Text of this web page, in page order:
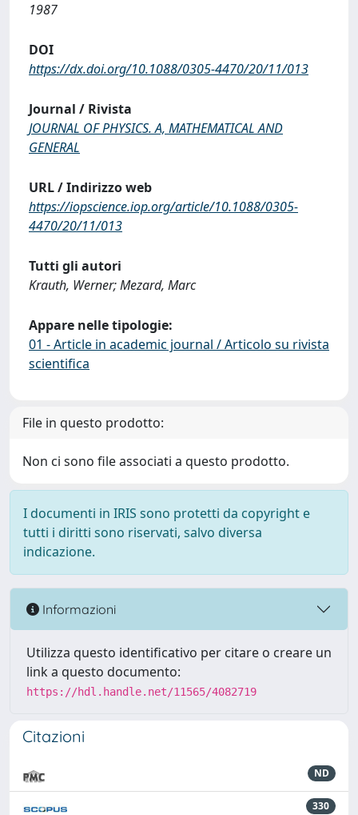
1987
DOI
https://dx.doi.org/10.1088/0305-4470/20/11/013
Journal / Rivista
JOURNAL OF PHYSICS. A, MATHEMATICAL AND
GENERAL
URL / Indirizzo web
https://iopscience.iop.org/article/10.1088/0305-
4470/20/11/013
Tutti gli autori
Krauth, Werner; Mezard, Marc
Appare nelle tipologie:
01 - Article in academic journal / Articolo su rivista
scientifica
File in questo prodotto:
Non ci sono file associati a questo prodotto.
I documenti in IRIS sono protetti da copyright e
tutti i diritti sono riservati, salvo diversa
indicazione.
Informazioni
Utilizza questo identificativo per citare o creare un
link a questo documento:
https://hdl.handle.net/11565/4082719
Citazioni
ND
330